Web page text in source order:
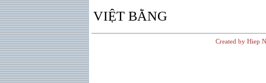
VIỆT BẰNG
Created by Hiep